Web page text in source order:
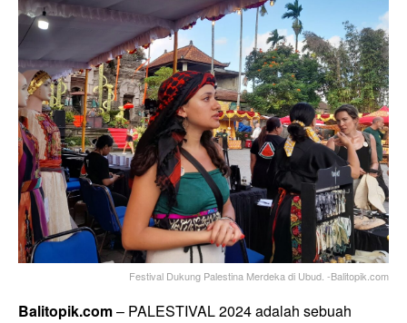
Festival Dukung Palestina Merdeka di Ubud. -Balitopik.com
Balitopik.com– PALESTIVAL 2024 adalah sebuah